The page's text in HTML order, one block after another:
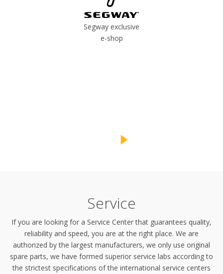
Segway exclusive
e-shop
Service
If you are looking for a Service Center that guarantees quality,
reliability and speed, you are at the right place. We are
authorized by the largest manufacturers, we only use original
spare parts, we have formed superior service labs according to
the strictest specifications of the international service centers